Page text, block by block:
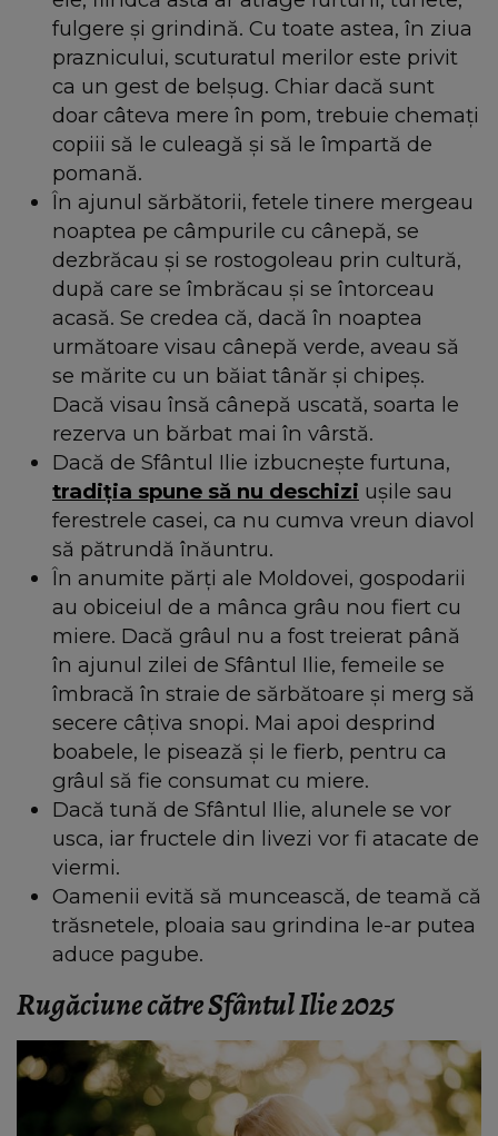
fulgere și grindină. Cu toate astea, în ziua
praznicului, scuturatul merilor este privit
ca un gest de belșug. Chiar dacă sunt
doar câteva mere în pom, trebuie chemați
copiii să le culeagă și să le împartă de
pomană.
În ajunul sărbătorii, fetele tinere mergeau
noaptea pe câmpurile cu cânepă, se
dezbrăcau și se rostogoleau prin cultură,
după care se îmbrăcau și se întorceau
acasă. Se credea că, dacă în noaptea
următoare visau cânepă verde, aveau să
se mărite cu un băiat tânăr și chipeș.
Dacă visau însă cânepă uscată, soarta le
rezerva un bărbat mai în vârstă.
Dacă de Sfântul Ilie izbucnește furtuna,
tradiția spune să nu deschizi ușile sau
ferestrele casei, ca nu cumva vreun diavol
să pătrundă înăuntru.
În anumite părți ale Moldovei, gospodarii
au obiceiul de a mânca grâu nou fiert cu
miere. Dacă grâul nu a fost treierat până
în ajunul zilei de Sfântul Ilie, femeile se
îmbracă în straie de sărbătoare și merg să
secere câțiva snopi. Mai apoi desprind
boabele, le pisează și le fierb, pentru ca
grâul să fie consumat cu miere.
Dacă tună de Sfântul Ilie, alunele se vor
usca, iar fructele din livezi vor fi atacate de
viermi.
Oamenii evită să muncească, de teamă că
trăsnetele, ploaia sau grindina le-ar putea
aduce pagube.
Rugăciune către Sfântul Ilie 2025